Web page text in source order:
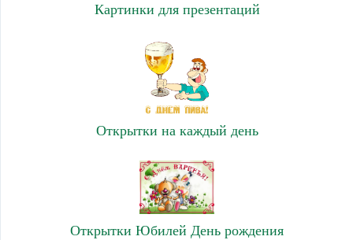
Картинки для презентаций
Открытки на каждый день
Открытки Юбилей День рождения